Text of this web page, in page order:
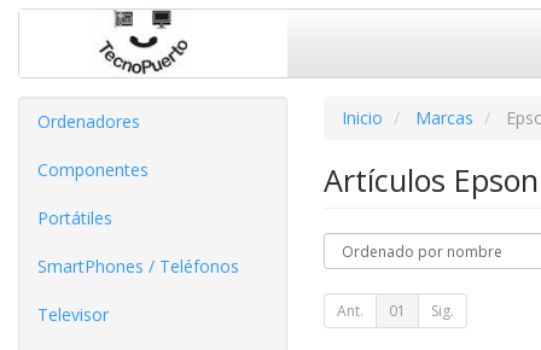
Ordenadores
Componentes
Portátiles
SmartPhones / Teléfonos
Televisor
Inicio Marcas
Artículos
Ant. 01 Sig.